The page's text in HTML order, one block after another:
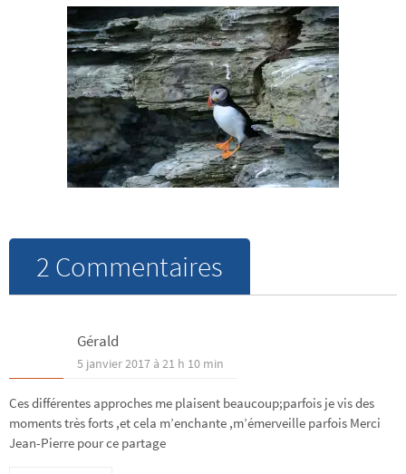
2 Commentaires
Gérald
5 janvier 2017 à 21 h 10 min
Ces différentes approches me plaisent beaucoup;parfois je vis des
moments très forts ,et cela m’enchante ,m’émerveille parfois Merci
Jean-Pierre pour ce partage